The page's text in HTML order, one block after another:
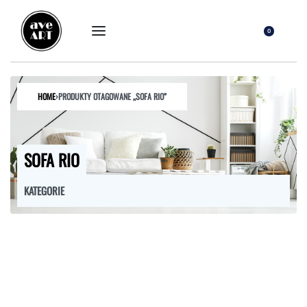
0
HOME›PRODUKTY OTAGOWANE „SOFA RIO”
SOFA RIO
KATEGORIE